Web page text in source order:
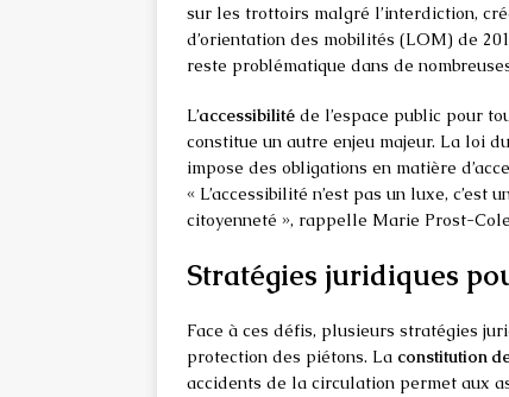
sur les trottoirs malgré l’interdiction,
d’orientation des mobilités (LOM) de
reste problématique dans de
L’accessibilité de l’espace public pour
constitue un autre enjeu majeur. La loi
impose des obligations en matière
« L’accessibilité n’est pas un luxe,
citoyenneté », rappelle Marie Prost-
Stratégies juridiques
Face à ces défis, plusieurs stratégies
protection des piétons. La constitution
accidents de la circulation permet aux